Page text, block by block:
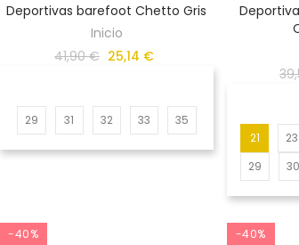
Deportivas barefoot Chetto Gris
Inicio
41,90 € 25,14 €
29 31 32 33 35
21 23
29
30
-40% -40%